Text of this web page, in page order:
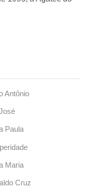
Antônio
Paula
Maria
Cruz